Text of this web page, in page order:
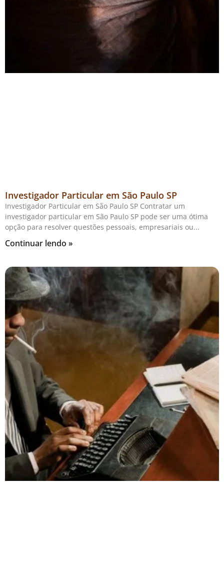
Investigador Particular em São Paulo SP
Investigador Particular em São Paulo SP Contratar um
investigador particular em São Paulo SP pode ser uma ótima
opção para resolver questões pessoais, empresariais ou
Continuar lendo »